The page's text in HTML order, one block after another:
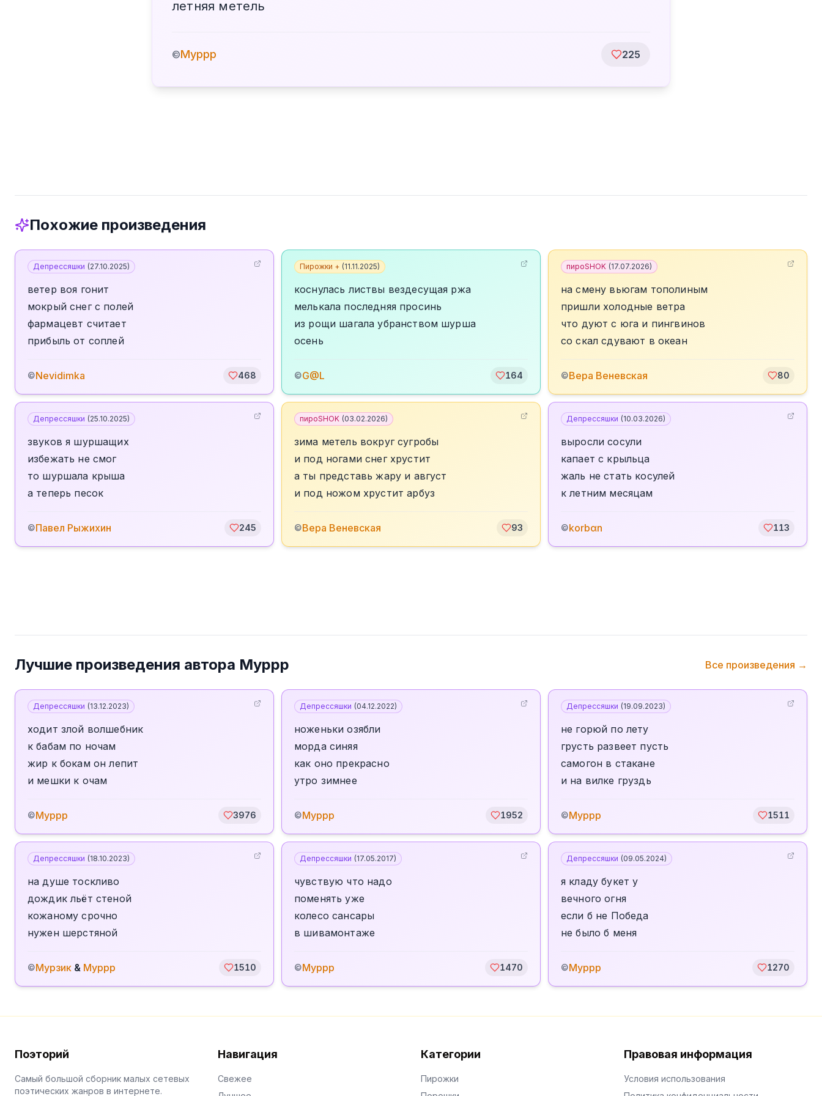
летняя метель
©Муррр 225
Похожие произведения
Депрессяшки (27.10.2025)
ветер воя гонит
мокрый снег с полей
фармацевт считает
прибыль от соплей
©Nevidimka 468
Пирожки + (11.11.2025)
коснулась листвы вездесущая ржа
мелькала последняя просинь
из рощи шагала убранством шурша
осень
©G@L 164
пироSHOK (17.07.2026)
на смену вьюгам тополиным
пришли холодные ветра
что дуют с юга и пингвинов
со скал сдувают в океан
©Вера Веневская 80
Депрессяшки (25.10.2025)
звуков я шуршащих
избежать не смог
то шуршала крыша
а теперь песок
©Павел Рыжихин 245
пироSHOK (03.02.2026)
зима метель вокруг сугробы
и под ногами снег хрустит
а ты представь жару и август
и под ножом хрустит арбуз
©Вера Веневская 93
Депрессяшки (10.03.2026)
выросли сосули
капает с крыльца
жаль не стать косулей
к летним месяцам
©korbαn 113
Лучшие произведения автора Муррр Все произведения →
Депрессяшки (13.12.2023)
ходит злой волшебник
к бабам по ночам
жир к бокам он лепит
и мешки к очам
©Муррр 3976
Депрессяшки (04.12.2022)
ноженьки озябли
морда синяя
как оно прекрасно
утро зимнее
©Муррр 1952
Депрессяшки (19.09.2023)
не горюй по лету
грусть развеет пусть
самогон в стакане
и на вилке груздь
©Муррр 1511
Депрессяшки (18.10.2023)
на душе тоскливо
дождик льёт стеной
кожаному срочно
нужен шерстяной
©Мурзик & Муррр 1510
Депрессяшки (17.05.2017)
чувствую что надо
поменять уже
колесо сансары
в шивамонтаже
©Муррр 1470
Депрессяшки (09.05.2024)
я кладу букет у
вечного огня
если б не Победа
не было б меня
©Муррр 1270
Поэторий
Самый большой сборник малых сетевых
поэтических жанров в интернете.
Навигация
Свежее
Категории
Пирожки
Правовая информация
Условия использования